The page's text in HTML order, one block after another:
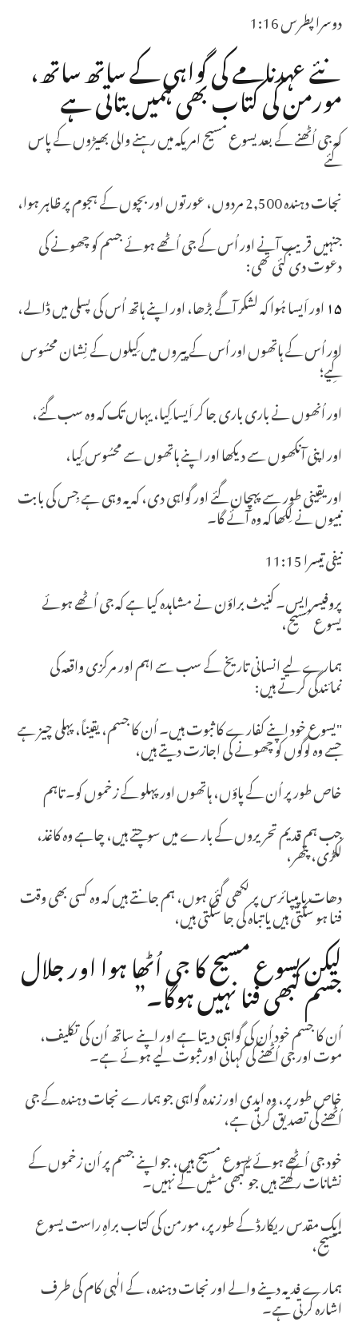
دوسرا پطرس 1:16
نئے عہدنامے کی گواہی کے ساتھ ساتھ،
مورمن کی کتاب بھی ہمیں بتاتی ہے
کہ جی اُٹھنے کے بعد یسوع مسیح امریکہ میں رہنے والی بھیڑوں کے پاس
گئے
نجات دہندہ 2,500 مردوں، عورتوں اور بچوں کے ہجوم پر ظاہر ہوا،
جنہیں قریب آنے اور اُس کے جی اُٹھے ہوئے جسم کو چھونے کی
دعوت دی گئی تھی:
۱۵اور اَیسا ہُوا کہ لشکر آگے بڑھا، اور اپنے ہاتھ اُس کی پسلی میں ڈالے،
اور اُس کے ہاتھوں اور اُس کے پیروں میں کِیلوں کے نِشان محسُوس
کِیے؛
اور اُنھوں نے باری باری جا کر اَیسا کِیا، یہاں تک کہ وہ سب گئے،
اور اپنی آنکھوں سے دیکھا اور اپنے ہاتھوں سے محسُوس کِیا،
اور یقِینی طور سے پہچان گئے اور گواہی دی، کہ یہ وہی ہے جِس کی بابت
نبیوں نے لِکھا کہ وہ آئے گا۔
نیفی تیسرا 11:15
پروفیسر ایس۔ کنیٹ براؤن نے مشاہدہ کیا ہے کہ جی اُٹھے ہوئے
یسوع مسیح،
ہمارے لیے انسانی تاریخ کے سب سے اہم اور مرکزی واقعہ کی
نمائندگی کرتے ہیں:
"یسوع خود اپنے کفارے کا ثبوت ہیں۔ اُن کا جسم، یقیناً، پہلی چیز ہے
جسے وہ لوگوں کو چھونے کی اجازت دیتے ہیں،
خاص طور پر اُن کے پاؤں، ہاتھوں اور پہلو کے زخموں کو۔ تاہم
جب ہم قدیم تحریروں کے بارے میں سوچتے ہیں، چاہے وہ کاغذ،
لکڑی، پتھر،
دھات یا پیپائرس پر لکھی گئی ہوں، ہم جانتے ہیں کہ وہ کسی بھی وقت
فنا ہو سکتی ہیں یا تباہ کی جا سکتی ہیں،
لیکن یسوع مسیح کا جی اُٹھا ہوا اور جلال
جسم کبھی فنا نہیں ہوگا۔”
اُن کا جسم خود اُن کی گواہی دیتا ہے اور اپنے ساتھ اُن کی تکلیف،
موت اور جی اُٹھنے کی کہانی اور ثبوت لیے ہوئے ہے۔
خاص طور پر، وہ ابدی اور زندہ گواہی جو ہمارے نجات دہندہ کے جی
اُٹھنے کی تصدیق کرتی ہے،
خود جی اُٹھے ہوئے یسوع مسیح ہیں، جو اپنے جسم پر اُن زخموں کے
نشانات رکھتے ہیں جو کبھی مٹیں گے نہیں۔
ایک مقدس ریکارڈ کے طور پر، مورمن کی کتاب براہِ راست یسوع
مسیح،
ہمارے فدیہ دینے والے اور نجات دہندہ، کے الٰہی کام کی طرف
اشارہ کرتی ہے۔